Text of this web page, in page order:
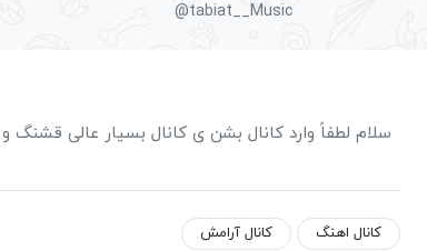
@tabiat__Music
سلام لطفاً وارد کانال بشن ی کانال بسیار عالی قشنگ
کانال اهنگ کانال آرامش